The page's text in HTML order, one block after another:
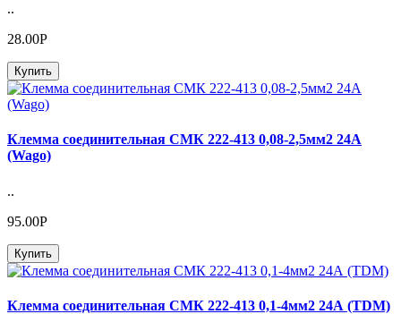
..
28.00Р
Купить
Клемма соединительная СМК 222-413 0,08-2,5мм2 24A
(Wago)
..
95.00Р
Купить
Клемма соединительная СМК 222-413 0,1-4мм2 24А (TDM)